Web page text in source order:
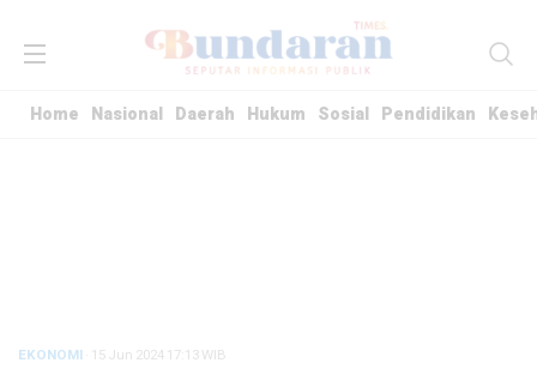
Home Nasional Daerah Hukum Sosial Pendidikan
EKONOMI · 15 Jun 2024 17:13WIB